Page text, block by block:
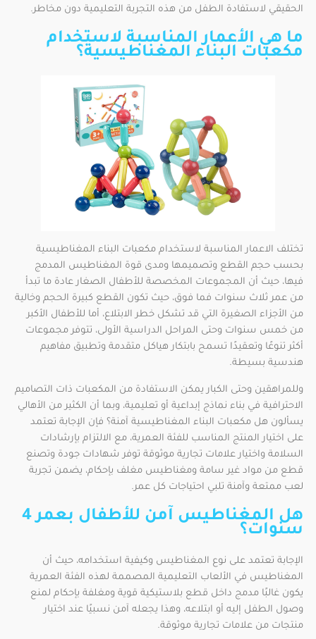
الحقيقي لاستفادة الطفل من هذه التجربة التعليمية دون مخاطر.
ما هي الأعمار المناسبة لاستخدام
مكعبات البناء المغناطيسية؟
تختلف الاعمار المناسبة لاستخدام مكعبات البناء المغناطيسية
بحسب حجم القطع وتصميمها ومدى قوة المغناطيس المدمج
فيها، حيث أن المجموعات المخصصة للأطفال الصغار عادة ما تبدأ
من عمر ثلاث سنوات فما فوق، حيث تكون القطع كبيرة الحجم وخالية
من الأجزاء الصغيرة التي قد تشكل خطر الابتلاع، أما للأطفال الأكبر
من خمس سنوات وحتى المراحل الدراسية الأولى، تتوفر مجموعات
أكثر تنوعًا وتعقيدًا تسمح بابتكار هياكل متقدمة وتطبيق مفاهيم
هندسية بسيطة.
وللمراهقين وحتى الكبار يمكن الاستفادة من المكعبات ذات التصاميم
الاحترافية في بناء نماذج إبداعية أو تعليمية، وبما أن الكثير من الأهالي
يسألون هل مكعبات البناء المغناطيسية آمنة؟ فإن الإجابة تعتمد
على اختيار المنتج المناسب للفئة العمرية، مع الالتزام بإرشادات
السلامة واختيار علامات تجارية موثوقة توفر شهادات جودة وتصنع
قطع من مواد غير سامة ومغناطيس مغلف بإحكام، يضمن تجربة
لعب ممتعة وآمنة تلبي احتياجات كل عمر.
هل المغناطيس آمن للأطفال بعمر 4
سنوات؟
الإجابة تعتمد على نوع المغناطيس وكيفية استخدامه، حيث أن
المغناطيس في الألعاب التعليمية المصممة لهذه الفئة العمرية
يكون غالبًا مدمج داخل قطع بلاستيكية قوية ومغلفة بإحكام لمنع
وصول الطفل إليه أو ابتلاعه، وهذا يجعله آمن نسبيًا عند اختيار
منتجات من علامات تجارية موثوقة.